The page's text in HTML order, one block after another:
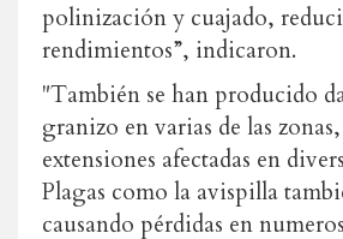
polinización y cuajado,
rendimientos”, indicaron.
"También se han producido
granizo en varias de las
extensiones afectadas en
Plagas como la avispilla
causando pérdidas en